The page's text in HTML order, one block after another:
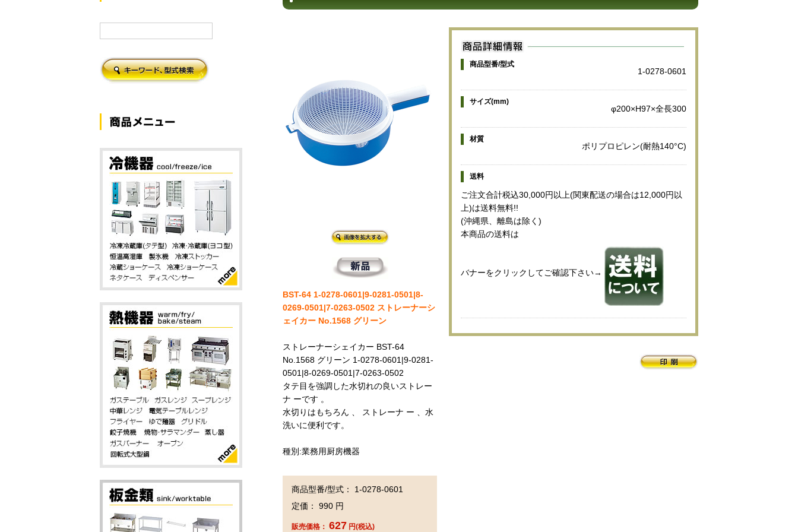
BST-64 1-0278-0601|9-0281-0501|8-
0269-0501|7-0263-0502 ストレーナーシ
ェイカー No.1568 グリーン
ストレーナーシェイカー BST-64
No.1568 グリーン 1-0278-0601|9-0281-
0501|8-0269-0501|7-0263-0502
タテ目を強調した水切れの良いストレー
ナ ーです 。
水切りはもちろん 、 ストレーナ ー 、水
洗いに便利です。
種別:業務用厨房機器
商品型番/型式： 1-0278-0601
定価： 990 円
販売価格： 627 円(税込)
商品型番/型式
1-0278-0601
サイズ(mm)
φ200×H97×全長300
材質
ポリプロピレン(耐熱140°C)
送料
ご注文合計税込30,000円以上(関東配送の場合は12,000円以
上)は送料無料!!
(沖縄県、離島は除く)
本商品の送料は
バナーをクリックしてご確認下さい→